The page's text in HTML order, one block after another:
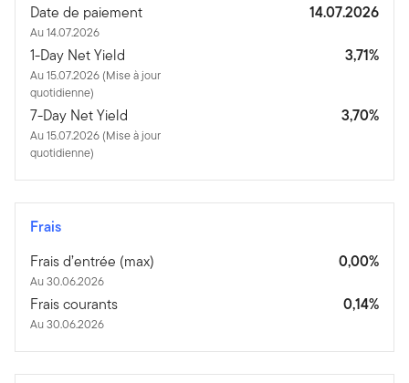
Date de paiement
Au 14.07.2026
14.07.2026
1-Day Net Yield
Au 15.07.2026 (Mise à jour
quotidienne)
3,71%
7-Day Net Yield
Au 15.07.2026 (Mise à jour
quotidienne)
3,70%
Frais
Frais d’entrée (max)
Au 30.06.2026
0,00%
Frais courants
Au 30.06.2026
0,14%